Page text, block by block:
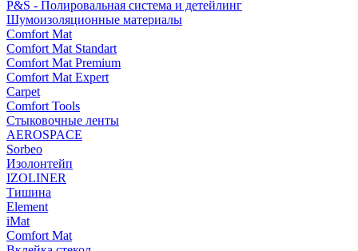
P&S - Полировальная система и детейлинг
Шумоизоляционные материалы
Comfort Mat
Comfort Mat Standart
Comfort Mat Premium
Comfort Mat Expert
Carpet
Comfort Tools
Стыковочные ленты
AEROSPACE
Sorbeo
Изолонтейп
IZOLINER
Тишина
Element
iMat
Comfort Mat